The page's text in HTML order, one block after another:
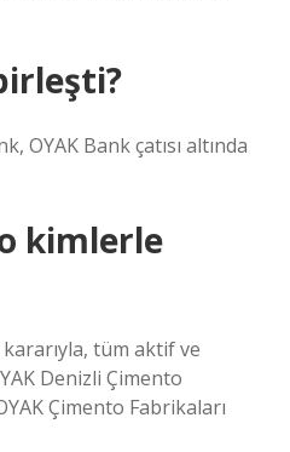
OYAK Bank çatısı altında
kimlerle
tüm aktif ve
Denizli Çimento
Çimento Fabrikaları